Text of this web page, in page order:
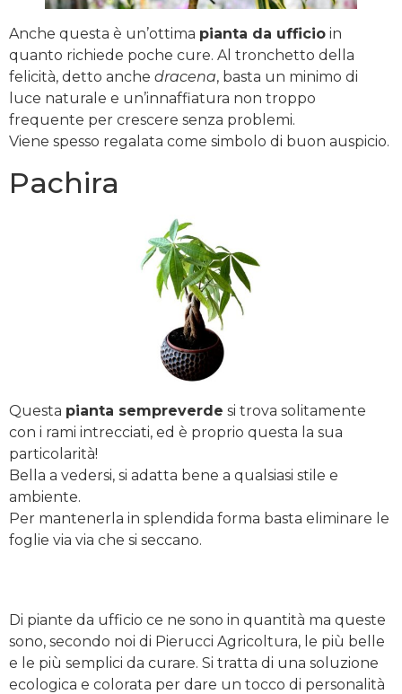
Anche questa è un’ottima pianta da ufficio in
quanto richiede poche cure. Al tronchetto della
felicità, detto anche dracena, basta un minimo di
luce naturale e un’innaffiatura non troppo
frequente per crescere senza problemi.
Viene spesso regalata come simbolo di buon auspicio.
Pachira
Questa pianta sempreverde si trova solitamente
con i rami intrecciati, ed è proprio questa la sua
particolarità!
Bella a vedersi, si adatta bene a qualsiasi stile e
ambiente.
Per mantenerla in splendida forma basta eliminare le
foglie via via che si seccano.
Di piante da ufficio ce ne sono in quantità ma queste
sono, secondo noi di Pierucci Agricoltura, le più belle
e le più semplici da curare. Si tratta di una soluzione
ecologica e colorata per dare un tocco di personalità